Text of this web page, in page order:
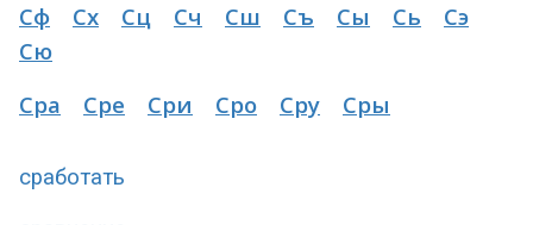
Сф
Сх Сц Сч Сш Съ Сы Сь
Сэ
Сю
Сра
Сре Сри Сро Сру Сры
сработать